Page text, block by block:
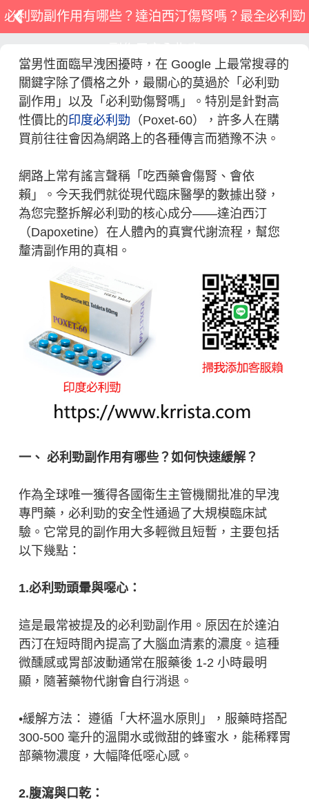
必利勁副作用有哪些？達泊西汀傷腎嗎？最全必利勁
當男性面臨早洩困擾時，在 Google 上最常搜尋的
關鍵字除了價格之外，最關心的莫過於「必利勁
副作用」以及「必利勁傷腎嗎」。特別是針對高
性價比的印度必利勁 （Poxet-60），許多人在購
買前往往會因為網路上的各種傳言而猶豫不決。
網路上常有謠言聲稱「吃西藥會傷腎、會依
賴」。今天我們就從現代臨床醫學的數據出發，
為您完整拆解必利勁的核心成分——達泊西汀
（Dapoxetine）在人體內的真實代謝流程，幫您
釐清副作用的真相。
一、 必利勁副作用有哪些？如何快速緩解？
作為全球唯一獲得各國衛生主管機關批准的早洩
專門藥，必利勁的安全性通過了大規模臨床試
驗。它常見的副作用大多輕微且短暫，主要包括
以下幾點：
1.必利勁頭暈與噁心：
這是最常被提及的必利勁副作用。原因在於達泊
西汀在短時間內提高了大腦血清素的濃度。這種
微醺感或胃部波動通常在服藥後 1-2 小時最明
顯，隨著藥物代謝會自行消退。
•緩解方法： 遵循「大杯溫水原則」，服藥時搭配
300-500 毫升的溫開水或微甜的蜂蜜水，能稀釋胃
部藥物濃度，大幅降低噁心感。
2.腹瀉與口乾：